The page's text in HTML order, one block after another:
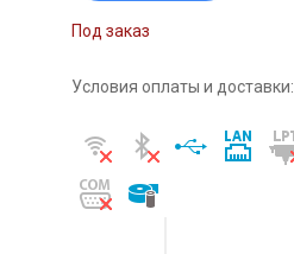
Под заказ
Условия оплаты и доставки: